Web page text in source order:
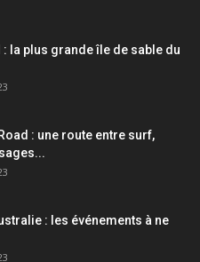
la plus grande île de sable du
: une route entre surf,
: les événements à ne